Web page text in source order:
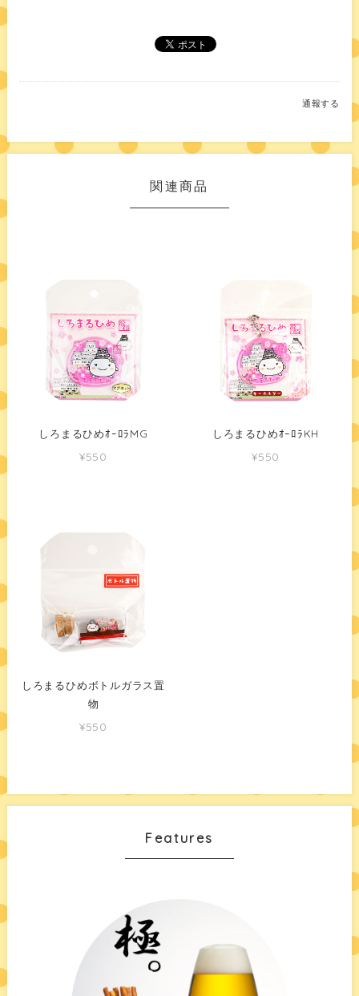
通報する
関連商品
しろまるひめｵｰﾛﾗMG
¥550
しろまるひめｵｰﾛﾗKH
¥550
しろまるひめボトルガラス置
物
¥550
Features